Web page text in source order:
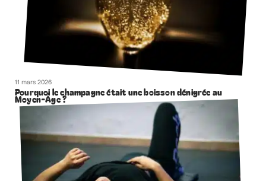
11 mars 2026
Pourquoi le champagne était une boisson dénigrée au
Moyen-Âge ?